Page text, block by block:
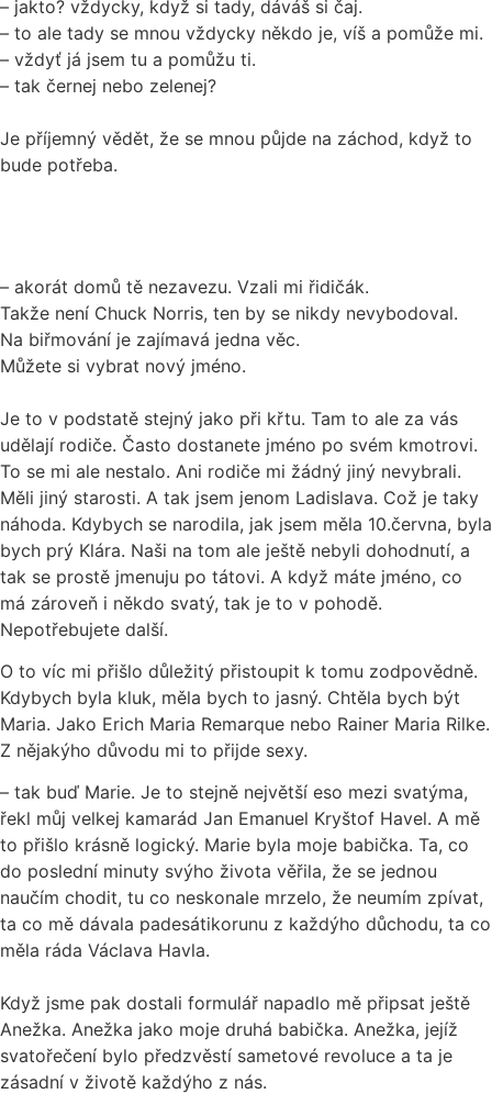
– jakto? vždycky, když si tady, dáváš si čaj.
– to ale tady se mnou vždycky někdo je, víš a pomůže mi.
– vždyť já jsem tu a pomůžu ti.
– tak černej nebo zelenej?
Je příjemný vědět, že se mnou půjde na záchod, když to
bude potřeba.
– akorát domů tě nezavezu. Vzali mi řidičák.
Takže není Chuck Norris, ten by se nikdy nevybodoval.
Na biřmování je zajímavá jedna věc.
Můžete si vybrat nový jméno.
Je to v podstatě stejný jako při křtu. Tam to ale za vás
udělají rodiče. Často dostanete jméno po svém kmotrovi.
To se mi ale nestalo. Ani rodiče mi žádný jiný nevybrali.
Měli jiný starosti. A tak jsem jenom Ladislava. Což je taky
náhoda. Kdybych se narodila, jak jsem měla 10.června, byla
bych prý Klára. Naši na tom ale ještě nebyli dohodnutí, a
tak se prostě jmenuju po tátovi. A když máte jméno, co
má zároveň i někdo svatý, tak je to v pohodě.
Nepotřebujete další.
O to víc mi přišlo důležitý přistoupit k tomu zodpovědně.
Kdybych byla kluk, měla bych to jasný. Chtěla bych být
Maria. Jako Erich Maria Remarque nebo Rainer Maria Rilke.
Z nějakýho důvodu mi to přijde sexy.
– tak buď Marie. Je to stejně největší eso mezi svatýma,
řekl můj velkej kamarád Jan Emanuel Kryštof Havel. A mě
to přišlo krásně logický. Marie byla moje babička. Ta, co
do poslední minuty svýho života věřila, že se jednou
naučím chodit, tu co neskonale mrzelo, že neumím zpívat,
ta co mě dávala padesátikorunu z každýho důchodu, ta co
měla ráda Václava Havla.
Když jsme pak dostali formulář napadlo mě připsat ještě
Anežka. Anežka jako moje druhá babička. Anežka, jejíž
svatořečení bylo předzvěstí sametové revoluce a ta je
zásadní v životě každýho z nás.